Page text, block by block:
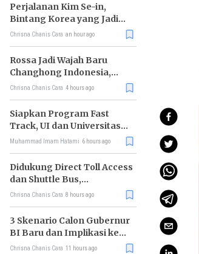
Perjalanan Kim Se-in,
Bintang Korea yang Jadi
Kurir Makanan
Chrisna Chanis Cara an hour ago
Rossa Jadi Wajah Baru
Changhong Indonesia,
Garansi Produk Kini
Chrisna Chanis Cara 4 hours ago
Siapkan Program Fast
Track, UI dan Universitas
Agung Podomoro Jalin
Muhammad Imam Hatami 6 hours ago
Didukung Direct Toll Access
dan Shuttle Bus,
Paramount Petals Kian
Chrisna Chanis Cara 8 hours ago
3 Skenario Calon Gubernur
BI Baru dan Implikasi ke
Pasar
Chrisna Chanis Cara 11 hours ago